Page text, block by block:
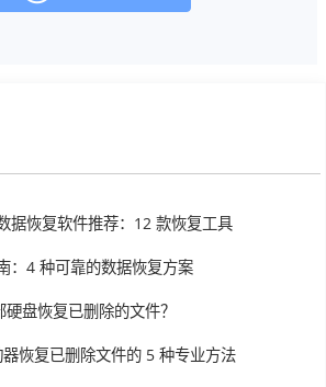
据恢复软件推荐：12 款恢复工具
：4 种可靠的数据恢复方案
盘恢复已删除的文件？
恢复已删除文件的 5 种专业方法